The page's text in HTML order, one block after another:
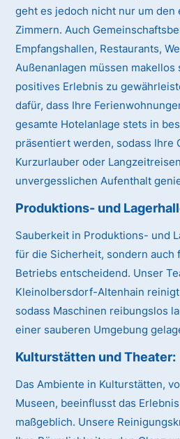
geht es jedoch nicht nur um den
Zimmern. Auch
Empfangshallen, Restaurants,
Außenanlagen müssen makellos
positives Erlebnis zu
dafür, dass Ihre
gesamte Hotelanlage stets in
präsentiert werden, sodass Ihre
Kurzurlauber oder
unvergesslichen Aufenthalt
Produktions- und
Sauberkeit in Produktions- und
für die Sicherheit, sondern auch
Betriebs entscheidend. Unser
Kleinolbersdorf-Altenhain
sodass Maschinen reibungslos
einer sauberen Umgebung
Kulturstätten und Theater:
Das Ambiente in Kulturstätten,
Museen, beeinflusst das
maßgeblich. Unsere